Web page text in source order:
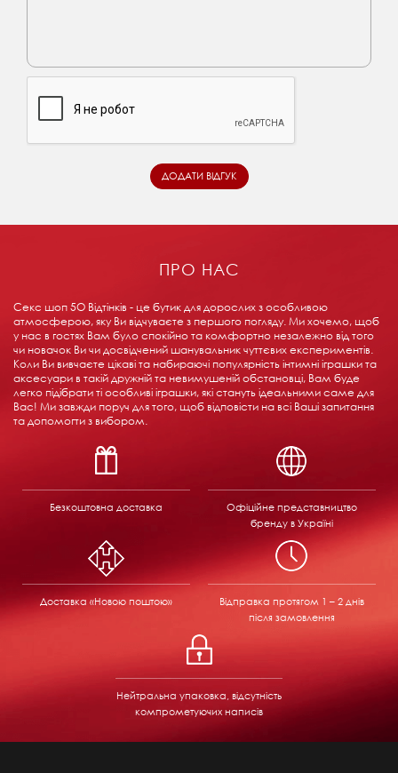
ПРО НАС
Секс шоп 5О Відтінків - це бутик для дорослих з особливою
атмосферою, яку Ви відчуваєте з першого погляду. Ми хочемо, щоб
у нас в гостях Вам було спокійно та комфортно незалежно від того
чи новачок Ви чи досвідчений шанувальник чуттєвих експериментів.
Коли Ви вивчаєте цікаві та набираючі популярність інтимні іграшки та
аксесуари в такій дружній та невимушеній обстановці, Вам буде
легко підібрати ті особливі іграшки, які стануть ідеальними саме для
Вас! Ми завжди поруч для того, щоб відповісти на всі Ваші запитання
та допомогти з вибором.
Безкоштовна доставка
Офіційне представництво
бренду в Україні
Доставка «Новою поштою» Відправка протягом 1 – 2 днів
після замовлення
Нейтральна упаковка, відсутність
компрометуючих написів